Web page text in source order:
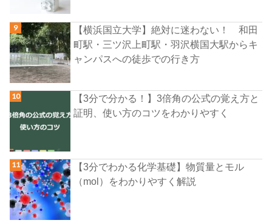
【横浜国立大学】絶対に迷わない！ 和田
町駅・三ツ沢上町駅・羽沢横国大駅からキ
ャンパスへの徒歩での行き方
【3分で分かる！】3倍角の公式の覚え方と
証明、使い方のコツをわかりやすく
【3分でわかる化学基礎】物質量とモル
（mol）をわかりやすく解説